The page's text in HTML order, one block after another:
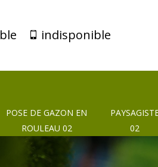
indisponible
POSE DE GAZON EN
ROULEAU 02
02